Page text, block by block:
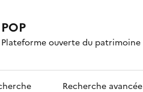
POP
Plateforme ouverte du patrimoine
Recherche avancée